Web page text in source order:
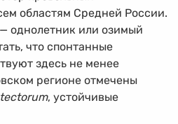
областям Средней России.
однолетник или озимый
что спонтанные
здесь не менее
регионе отмечены
, устойчивые